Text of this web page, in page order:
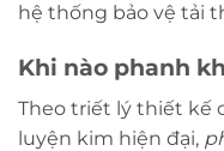
hệ thống bảo vệ tải
Khi nào phanh
Theo triết lý thiết kế
luyện kim hiện đại,